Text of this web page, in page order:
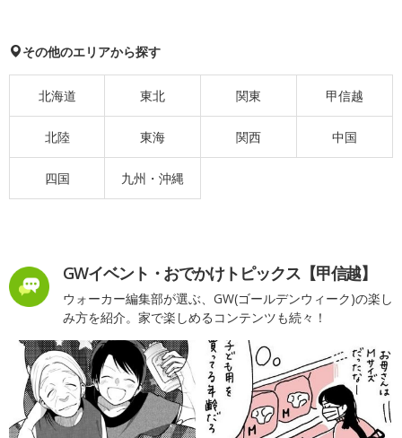
その他のエリアから探す
北海道 東北 関東 甲信越
北陸 東海 関西 中国
四国 九州・沖縄
GWイベント・おでかけトピックス【甲信越】
ウォーカー編集部が選ぶ、GW(ゴールデンウィーク)の楽し
み方を紹介。家で楽しめるコンテンツも続々！